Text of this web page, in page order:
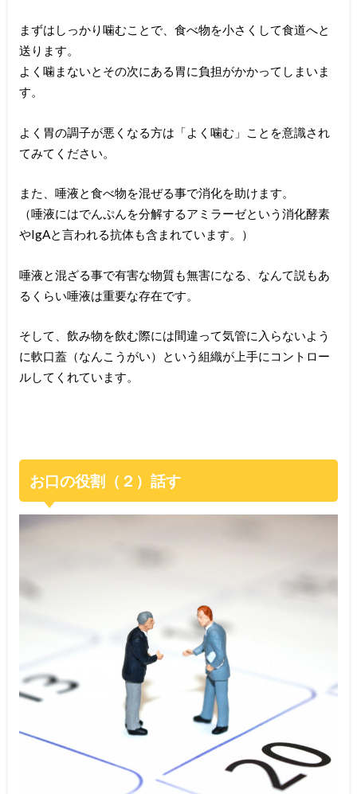
まずはしっかり噛むことで、食べ物を小さくして食道へと
送ります。
よく噛まないとその次にある胃に負担がかかってしまいま
す。
よく胃の調子が悪くなる方は「よく噛む」ことを意識され
てみてください。
また、唾液と食べ物を混ぜる事で消化を助けます。
（唾液にはでんぷんを分解するアミラーゼという消化酵素
やIgAと言われる抗体も含まれています。）
唾液と混ざる事で有害な物質も無害になる、なんて説もあ
るくらい唾液は重要な存在です。
そして、飲み物を飲む際には間違って気管に入らないよう
に軟口蓋（なんこうがい）という組織が上手にコントロー
ルしてくれています。
お口の役割（２）話す